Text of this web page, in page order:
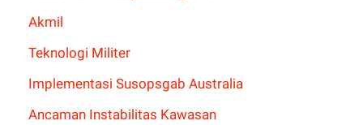
Akmil
Teknologi Militer
Implementasi Susopsgab Australia
Ancaman Instabilitas Kawasan